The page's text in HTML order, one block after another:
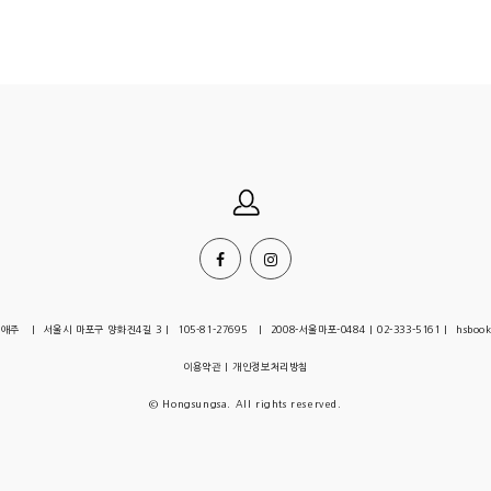
주 | 서울시 마포구 양화진4길 3 | 105-81-27695 | 2008-서울마포-0484 | 02-333-5161 |
이용약관|개인정보처리방침
© Hongsungsa. All rights reserved.